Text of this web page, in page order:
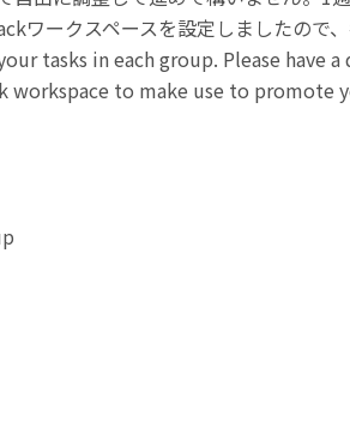
ワークスペースを設定しましたので
tasks in each group. Please have
workspace to make use to promote